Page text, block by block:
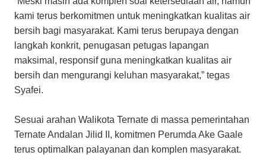
kami terus berkomitmen untuk meningkatkan kualitas air
bersih bagi masyarakat. Kami terus berupaya dengan
langkah konkrit, penugasan petugas lapangan
maksimal, responsif guna meningkatkan kualitas air
bersih dan mengurangi keluhan masyarakat,” tegas
Syafei.
Sesuai arahan Walikota Ternate di massa pemerintahan
Ternate Andalan Jilid II, komitmen Perumda Ake Gaale
terus optimalkan palayanan dan komplen masyarakat.